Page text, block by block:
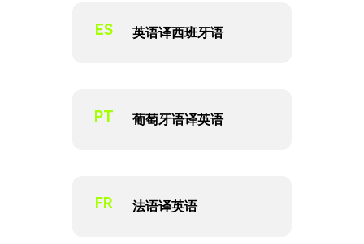
ES 英语译西班牙语
PT 葡萄牙语译英语
FR 法语译英语